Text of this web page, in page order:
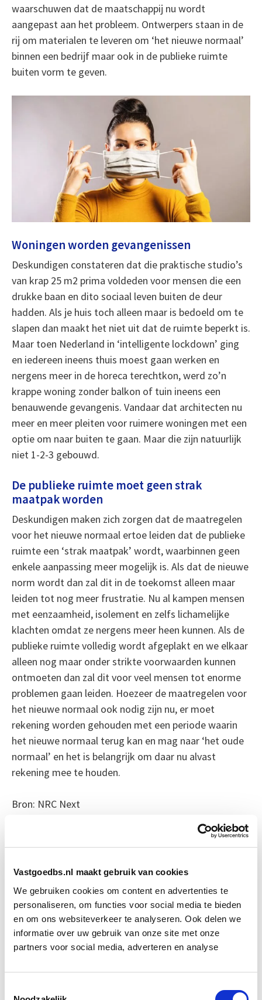
Vastgoedbs.nl maakt gebruik van cookies
We gebruiken cookies om content en advertenties te
personaliseren, om functies voor social media te bieden
en om ons websiteverkeer te analyseren. Ook delen we
informatie over uw gebruik van onze site met onze
partners voor social media, adverteren en analyse
waarschuwen dat de maatschappij nu wordt
aangepast aan het probleem. Ontwerpers staan in de
rij om materialen te leveren om ‘het nieuwe normaal’
binnen een bedrijf maar ook in de publieke ruimte
buiten vorm te geven.
Woningen worden gevangenissen
Deskundigen constateren dat die praktische studio’s
van krap 25 m2 prima voldeden voor mensen die een
drukke baan en dito sociaal leven buiten de deur
hadden. Als je huis toch alleen maar is bedoeld om te
slapen dan maakt het niet uit dat de ruimte beperkt is.
Maar toen Nederland in ‘intelligente lockdown’ ging
en iedereen ineens thuis moest gaan werken en
nergens meer in de horeca terechtkon, werd zo’n
krappe woning zonder balkon of tuin ineens een
benauwende gevangenis. Vandaar dat architecten nu
meer en meer pleiten voor ruimere woningen met een
optie om naar buiten te gaan. Maar die zijn natuurlijk
niet 1-2-3 gebouwd.
De publieke ruimte moet geen strak
maatpak worden
Deskundigen maken zich zorgen dat de maatregelen
voor het nieuwe normaal ertoe leiden dat de publieke
ruimte een ‘strak maatpak’ wordt, waarbinnen geen
enkele aanpassing meer mogelijk is. Als dat de nieuwe
norm wordt dan zal dit in de toekomst alleen maar
leiden tot nog meer frustratie. Nu al kampen mensen
met eenzaamheid, isolement en zelfs lichamelijke
klachten omdat ze nergens meer heen kunnen. Als de
publieke ruimte volledig wordt afgeplakt en we elkaar
alleen nog maar onder strikte voorwaarden kunnen
ontmoeten dan zal dit voor veel mensen tot enorme
problemen gaan leiden. Hoezeer de maatregelen voor
het nieuwe normaal ook nodig zijn nu, er moet
rekening worden gehouden met een periode waarin
het nieuwe normaal terug kan en mag naar ‘het oude
normaal’ en het is belangrijk om daar nu alvast
rekening mee te houden.
Bron: NRC Next
Boeiend verhaal? Duik dan eens
Vastgoedbeheer Start wo 9 sep
Conceptontwikkeling Start do 4 mrt